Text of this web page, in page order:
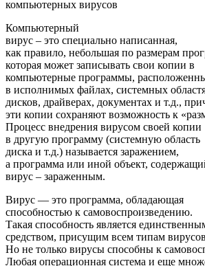
компьютерных вирусов
Компьютерный
вирус – это специально написанная,
как правило, небольшая по размерам
которая может записывать свои копии в
компьютерные программы,
в исполнимых файлах, системных
дисков, драйверах, документах и т.д.,
эти копии сохраняют возможность к
Процесс внедрения вирусом своей копии
в другую программу (системную область
диска и т.д.) называется заражением,
а программа или иной объект,
вирус – зараженным.
Вирус — это программа, обладающая
способностью к самовоспроизведению.
Такая способность является
средством, присущим всем типам
Но не только вирусы способны к
Любая операционная система и еще